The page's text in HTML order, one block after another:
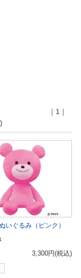
｜1｜
いぐるみ（ピンク）
3,300円(税込)